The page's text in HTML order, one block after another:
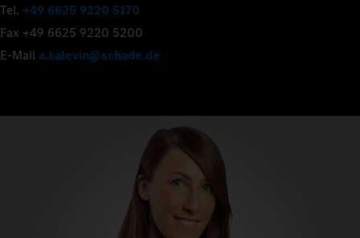
Tel. +49 6625 9220 5170
Fax +49 6625 9220 5200
E-Mail a.kalevin@schade.de